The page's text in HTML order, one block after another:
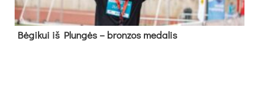
Bė­gi­kui iš Plun­gės – bron­zos me­da­lis